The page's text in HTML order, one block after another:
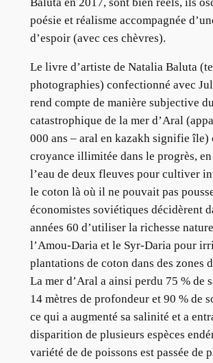
poésie et réalisme accompagnée
d’espoir (avec ces chèvres).
Le livre d’artiste de Natalia Baluta
photographies) confectionné avec
rend compte de manière subjective
catastrophique de la mer d’Aral
000 ans – aral en kazakh signifie île)
croyance illimitée dans le progrès,
l’eau de deux fleuves pour cultiver
le coton là où il ne pouvait pas
économistes soviétiques décidèrent
années 60 d’utiliser la richesse
l’Amou-Daria et le Syr-Daria pour
plantations de coton dans des zones
La mer d’Aral a ainsi perdu 75 % de
14 mètres de profondeur et 90 % de
ce qui a augmenté sa salinité et a
disparition de plusieurs espèces
variété de de poissons est passée de